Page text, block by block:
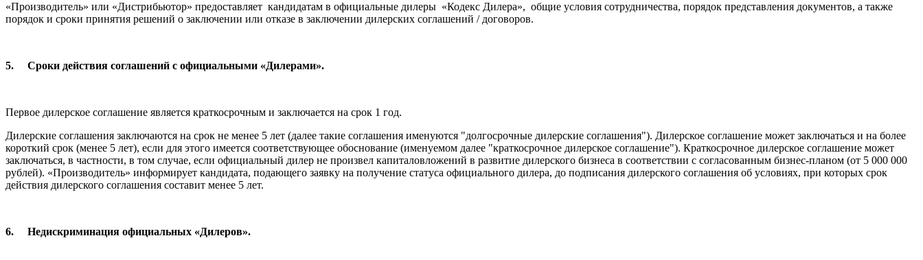
«Производитель» или «Дистрибьютор» предоставляет кандидатам в официальные дилеры «Кодекс Дилера», общие условия сотрудничества, порядок представления документов, а также
порядок и сроки принятия решений о заключении или отказе в заключении дилерских соглашений / договоров.
5. Сроки действия соглашений с официальными «Дилерами».
Первое дилерское соглашение является краткосрочным и заключается на срок 1 год.
Дилерские соглашения заключаются на срок не менее 5 лет (далее такие соглашения именуются "долгосрочные дилерские соглашения"). Дилерское соглашение может заключаться и на более
короткий срок (менее 5 лет), если для этого имеется соответствующее обоснование (именуемом далее "краткосрочное дилерское соглашение"). Краткосрочное дилерское соглашение может
заключаться, в частности, в том случае, если официальный дилер не произвел капиталовложений в развитие дилерского бизнеса в соответствии с согласованным бизнес-планом (от 5 000 000
рублей). «Производитель» информирует кандидата, подающего заявку на получение статуса официального дилера, до подписания дилерского соглашения об условиях, при которых срок
действия дилерского соглашения составит менее 5 лет.
6. Недискриминация официальных «Дилеров».